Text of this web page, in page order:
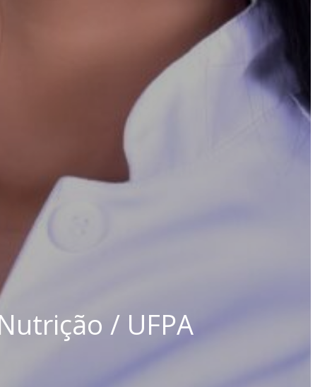
/ UFPA